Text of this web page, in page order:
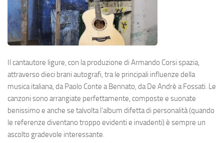
Il cantautore ligure, con la produzione di Armando Corsi spazia,
attraverso dieci brani autografi, tra le principali influenze della
musica italiana, da Paolo Conte a Bennato, da De Andrè a Fossati. Le
canzoni sono arrangiate perfettamente, composte e suonate
benissimo e anche se talvolta l’album difetta di personalità (quando
le referenze diventano troppo evidenti e invadenti) è sempre un
ascolto gradevole interessante.